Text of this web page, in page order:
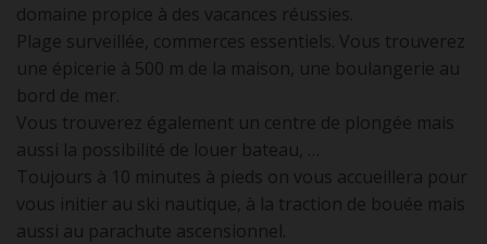
domaine propice à des vacances réussies.
Plage surveillée, commerces essentiels. Vous trouverez
une épicerie à 500 m de la maison, une boulangerie au
bord de mer.
Vous trouverez également un centre de plongée mais
aussi la possibilité de louer bateau, …
Toujours à 10 minutes à pieds on vous accueillera pour
vous initier au ski nautique, à la traction de bouée mais
aussi au parachute ascensionnel.